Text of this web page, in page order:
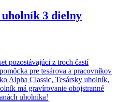
3 dielny
pozostávajúci z troch častí
pre tesárova a pracovníkov
Alpha Classic, Tesársky uholník,
má gravírovanie obojstranné
uholníka!